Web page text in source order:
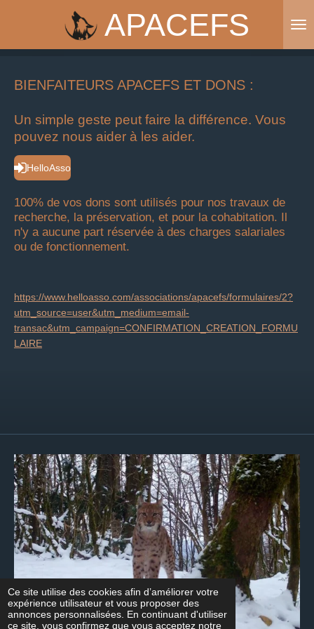
Ce site utilise des cookies afin d’améliorer votre
expérience utilisateur et vous proposer des
annonces personnalisées. En continuant d'utiliser
ce site, vous confirmez que vous acceptez notre
APACEFS
BIENFAITEURS APACEFS ET DONS :
Un simple geste peut faire la différence. Vous
pouvez nous aider à les aider.
HelloAsso
100% de vos dons sont utilisés pour nos travaux de
recherche, la préservation, et pour la cohabitation. Il
n'y a aucune part réservée à des charges salariales
ou de fonctionnement.
https://www.helloasso.com/associations/apacefs/formulaires/2?
utm_source=user&utm_medium=email-
transac&utm_campaign=CONFIRMATION_CREATION_FORMU
LAIRE